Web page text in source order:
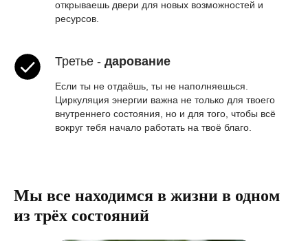
открываешь двери для новых возможностей и
ресурсов.
Третье - дарование
Если ты не отдаёшь, ты не наполняешься.
Циркуляция энергии важна не только для твоего
внутреннего состояния, но и для того, чтобы всё
вокруг тебя начало работать на твоё благо.
Мы все находимся в жизни в одном
из трёх состояний